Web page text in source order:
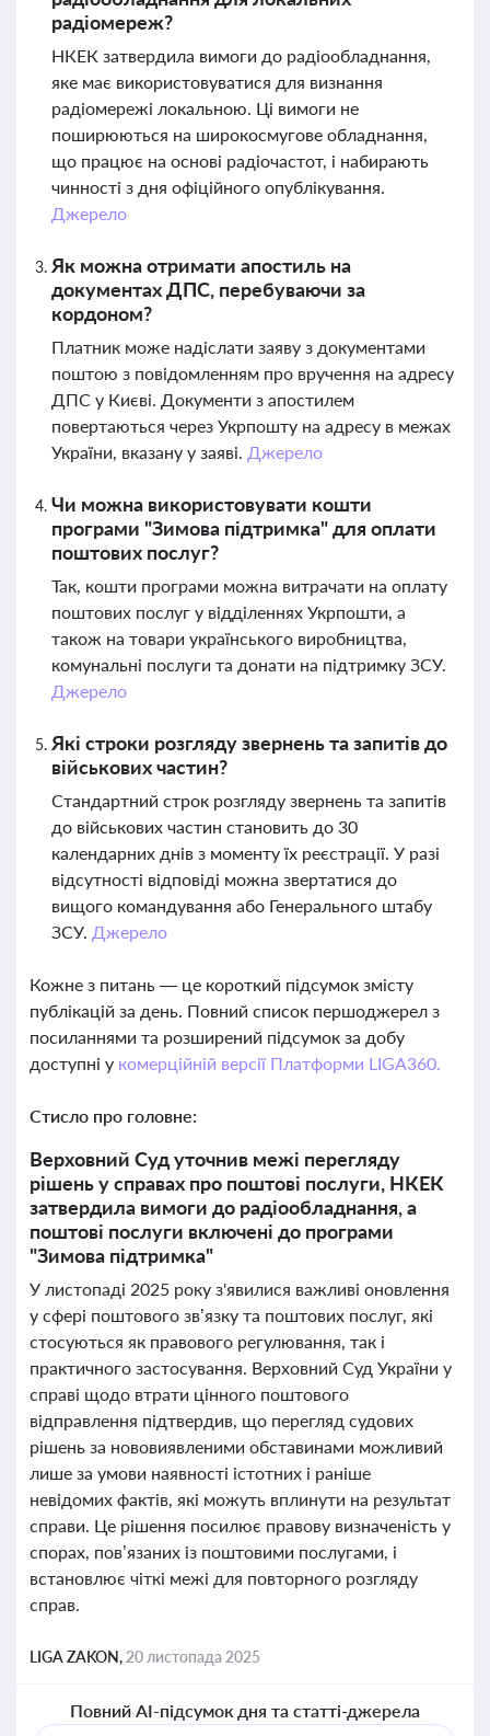
радіомереж?
НКЕК затвердила вимоги до радіообладнання,
яке має використовуватися для визнання
радіомережі локальною. Ці вимоги не
поширюються на широкосмугове обладнання,
що працює на основі радіочастот, і набирають
чинності з дня офіційного опублікування.
Джерело
Як можна отримати апостиль на
документах ДПС, перебуваючи за
кордоном?
Платник може надіслати заяву з документами
поштою з повідомленням про вручення на адресу
ДПС у Києві. Документи з апостилем
повертаються через Укрпошту на адресу в межах
України, вказану у заяві. Джерело
Чи можна використовувати кошти
програми "Зимова підтримка" для оплати
поштових послуг?
Так, кошти програми можна витрачати на оплату
поштових послуг у відділеннях Укрпошти, а
також на товари українського виробництва,
комунальні послуги та донати на підтримку ЗСУ.
Джерело
Які строки розгляду звернень та запитів до
військових частин?
Стандартний строк розгляду звернень та запитів
до військових частин становить до 30
календарних днів з моменту їх реєстрації. У разі
відсутності відповіді можна звертатися до
вищого командування або Генерального штабу
ЗСУ. Джерело
Кожне з питань — це короткий підсумок змісту
публікацій за день. Повний список першоджерел з
посиланнями та розширений підсумок за добу
доступні у комерційній версії Платформи LIGA360.
Стисло про головне:
Верховний Суд уточнив межі перегляду
рішень у справах про поштові послуги, НКЕК
затвердила вимоги до радіообладнання, а
поштові послуги включені до програми
"Зимова підтримка"
У листопаді 2025 року з'явилися важливі оновлення
у сфері поштового зв’язку та поштових послуг, які
стосуються як правового регулювання, так і
практичного застосування. Верховний Суд України у
справі щодо втрати цінного поштового
відправлення підтвердив, що перегляд судових
рішень за нововиявленими обставинами можливий
лише за умови наявності істотних і раніше
невідомих фактів, які можуть вплинути на результат
справи. Це рішення посилює правову визначеність у
спорах, пов’язаних із поштовими послугами, і
встановлює чіткі межі для повторного розгляду
справ.
LIGA ZAKON, 20 листопада 2025
Повний AI-підсумок дня та статті-джерела